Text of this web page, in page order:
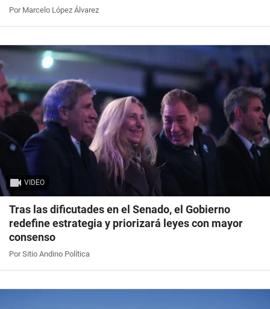
Por Marcelo López Álvarez
VIDEO
Tras las dificutades en el Senado, el Gobierno
redefine estrategia y priorizará leyes con mayor
consenso
Por Sitio Andino Política